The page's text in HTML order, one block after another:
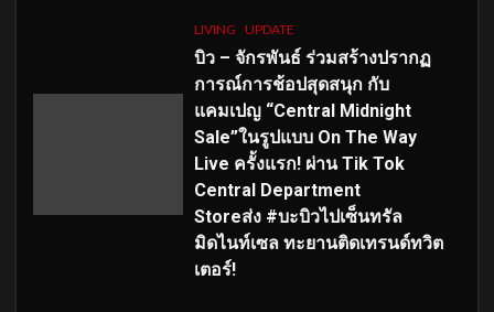
LIVING UPDATE
บิว – จักรพันธ์ ร่วมสร้างปรากฏ
การณ์การช้อปสุดสนุก กับ
แคมเปญ “Central Midnight
Sale”ในรูปแบบ On The Way
Live ครั้งแรก! ผ่าน Tik Tok
Central Department
Storeส่ง #บะบิวไปเซ็นทรัล
มิดไนท์เซล ทะยานติดเทรนด์ทวิต
เตอร์!